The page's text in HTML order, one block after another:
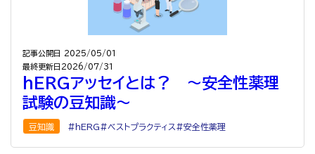
記事公開日
2025/05/01
最終更新日 2026/07/31
hERGアッセイとは？ ～安全性薬理
試験の豆知識～
豆知識 hERG ベストプラクティス 安全性薬理